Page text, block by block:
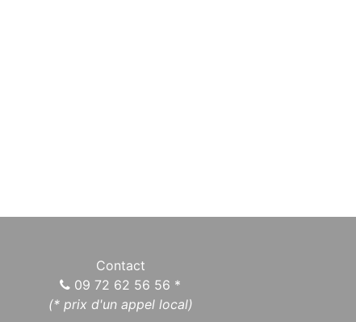
Contact
09 72 62 56 56 *
(* prix d'un appel local)